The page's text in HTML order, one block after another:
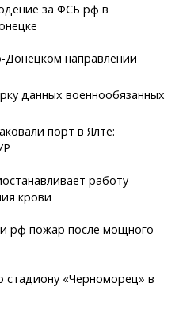
за ФСБ рф в
направлении
данных военнообязанных
порт в Ялте:
работу
крови
рф пожар после мощного
стадиону «Черноморец» в